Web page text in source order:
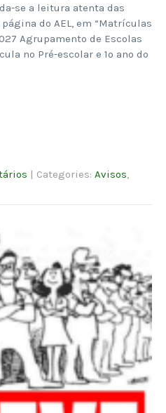
se a leitura atenta das
do AEL, em “Matrículas
Agrupamento de Escolas
no Pré-escolar e 1º ano do
| Categories: Avisos